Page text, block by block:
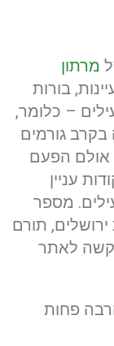
מרתון
בורות
– כלומר,
גורמים
אולם הפעם
עניין
מספר
ירושלים, תורם
קשה לאתר
פחות